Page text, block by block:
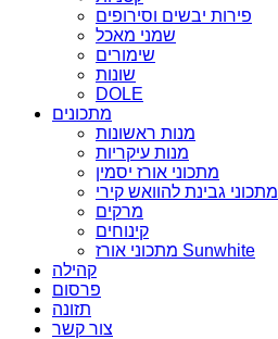
פירות יבשים וסירופים
שמני מאכל
שימורים
שונות
DOLE
מתכונים
מנות ראשונות
מנות עיקריות
מתכוני אורז יסמין
מתכוני גבינת להוואש קירי
מרקים
קינוחים
מתכוני אורז Sunwhite
קהילה
פרסום
תזונה
צור קשר